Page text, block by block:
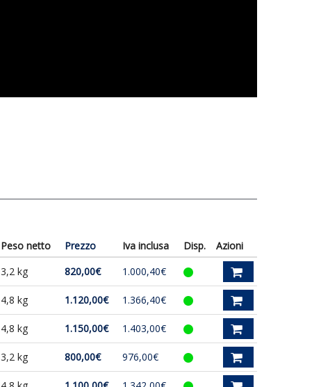
Peso netto Prezzo Iva inclusa Disp.
Azioni
3,2 kg 820,00€ 1.000,40€
4,8 kg 1.120,00€ 1.366,40€
4,8 kg 1.150,00€ 1.403,00€
3,2 kg 800,00€ 976,00€